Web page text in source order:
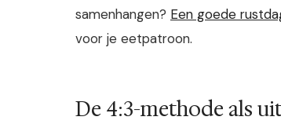
samenhangen? Een goede
voor je eetpatroon.
De 4:3-methode als